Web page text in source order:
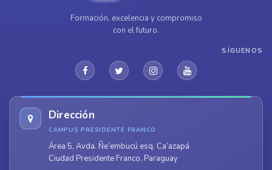
Formación, excelencia y compromiso
con el futuro.
SÍGUENOS
Dirección
CAMPUS PRESIDENTE FRANCO
Área 5, Avda. Ñe’embucú esq. Ca’azapá
Ciudad Presidente Franco, Paraguay